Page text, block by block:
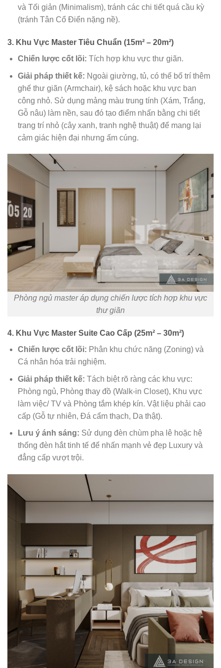
và Tối giản (Minimalism), tránh các chi tiết quá cầu kỳ
(tránh Tân Cổ Điển nặng nề).
3. Khu Vực Master Tiêu Chuẩn (15m² – 20m²)
Chiến lược cốt lõi: Tích hợp khu vực thư giãn.
Giải pháp thiết kế: Ngoài giường, tủ, có thể bố trí thêm
ghế thư giãn (Armchair), kệ sách hoặc khu vực ban
công nhỏ. Sử dụng mảng màu trung tính (Xám, Trắng,
Gỗ nâu) làm nền, sau đó tạo điểm nhấn bằng chi tiết
trang trí nhỏ (cây xanh, tranh nghệ thuật) để mang lại
cảm giác hiện đại nhưng ấm cúng.
Phòng ngủ master áp dụng chiến lược tích hợp khu vực
thư giãn
4. Khu Vực Master Suite Cao Cấp (25m² – 30m²)
Chiến lược cốt lõi: Phân khu chức năng (Zoning) và
Cá nhân hóa trải nghiệm.
Giải pháp thiết kế: Tách biệt rõ ràng các khu vực:
Phòng ngủ, Phòng thay đồ (Walk-in Closet), Khu vực
làm việc/ TV và Phòng tắm khép kín. Vật liệu phải cao
cấp (Gỗ tự nhiên, Đá cẩm thạch, Da thật).
Lưu ý ánh sáng: Sử dụng đèn chùm pha lê hoặc hệ
thống đèn hắt tinh tế để nhấn mạnh vẻ đẹp Luxury và
đẳng cấp vượt trội.